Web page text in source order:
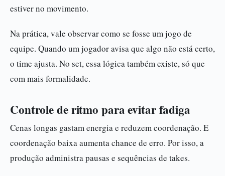
estiver no movimento.
Na prática, vale observar como se fosse um jogo de
equipe. Quando um jogador avisa que algo não está certo,
o time ajusta. No set, essa lógica também existe, só que
com mais formalidade.
Controle de ritmo para evitar fadiga
Cenas longas gastam energia e reduzem coordenação. E
coordenação baixa aumenta chance de erro. Por isso, a
produção administra pausas e sequências de takes.